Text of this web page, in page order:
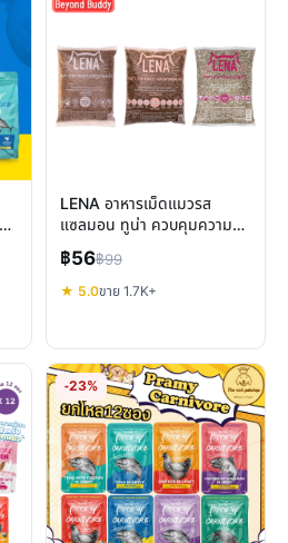
LENA อาหารเม็ดแมวรส
แซลมอน ทูน่า ควบคุมความ
เค็ม รีวิวครบจบทุกมุม
฿56฿99
★ 5.0ขาย 1.7K+
-23%